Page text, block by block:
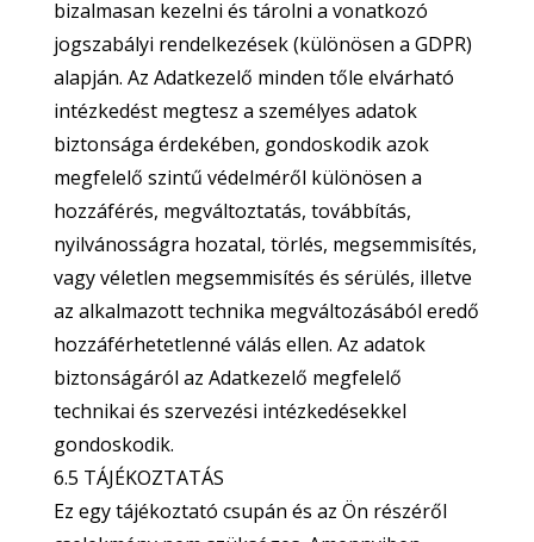
bizalmasan kezelni és tárolni a vonatkozó
jogszabályi rendelkezések (különösen a GDPR)
alapján. Az Adatkezelő minden tőle elvárható
intézkedést megtesz a személyes adatok
biztonsága érdekében, gondoskodik azok
megfelelő szintű védelméről különösen a
hozzáférés, megváltoztatás, továbbítás,
nyilvánosságra hozatal, törlés, megsemmisítés,
vagy véletlen megsemmisítés és sérülés, illetve
az alkalmazott technika megváltozásából eredő
hozzáférhetetlenné válás ellen. Az adatok
biztonságáról az Adatkezelő megfelelő
technikai és szervezési intézkedésekkel
gondoskodik.
6.5 TÁJÉKOZTATÁS
Ez egy tájékoztató csupán és az Ön részéről